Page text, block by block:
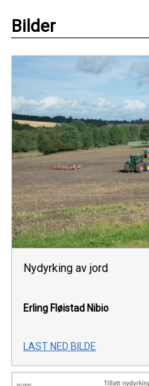
Bilder
Nydyrking av jord
Erling Fløistad Nibio
LAST NED BILDE